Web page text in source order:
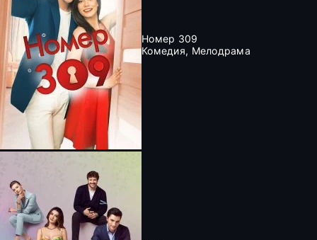
Номер 309
Комедия, Мелодрама